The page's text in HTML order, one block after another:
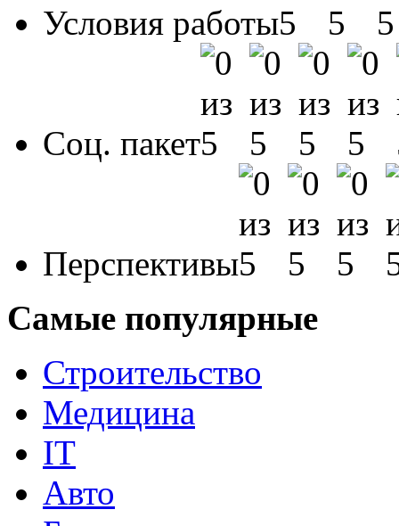
Условия работы
Соц. пакет
Перспективы
Самые популярные
Строительство
Медицина
IT
Авто